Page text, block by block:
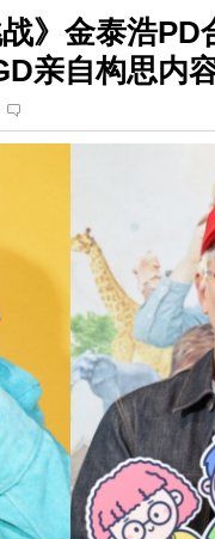
》金泰浩PD
亲自构思内